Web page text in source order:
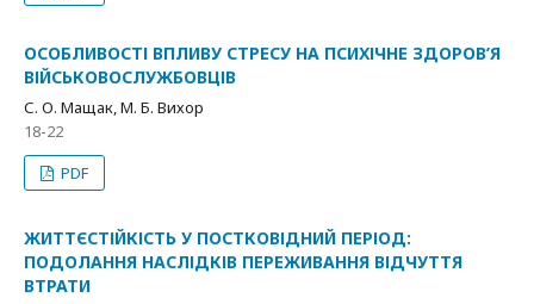
ОСОБЛИВОСТІ ВПЛИВУ СТPЕСУ НА ПСИХІЧНЕ ЗДОРОВ’Я
ВІЙСЬКОВОСЛУЖБОВЦІВ
С. О. Мащак, М. Б. Вихор
18-22
PDF
ЖИТТЄСТІЙКІСТЬ У ПОСТКОВІДНИЙ ПЕРІОД:
ПОДОЛАННЯ НАСЛІДКІВ ПЕРЕЖИВАННЯ ВІДЧУТТЯ
ВТРАТИ